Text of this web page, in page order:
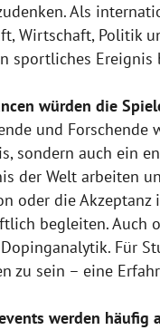
Als
Wirtschaft, Politik
sportliches Ereignis
würden die
und
sondern auch ein
der Welt arbeiten
oder die Akzeptanz
begleiten. Auch
Für
zu sein – eine
werden häufig